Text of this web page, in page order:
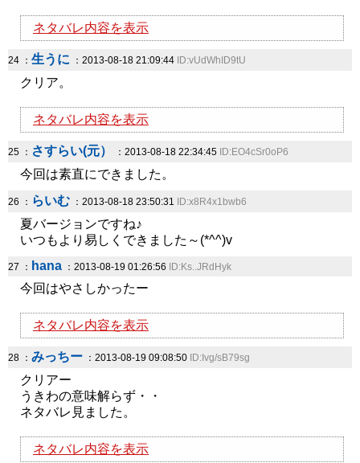
ネタバレ内容を表示
24 ： 生うに ：2013-08-18 21:09:44 ID:vUdWhID9tU
クリア。
ネタバレ内容を表示
25 ： さすらい(元） ：2013-08-18 22:34:45 ID:EO4cSr0oP6
今回は素直にできました。
26 ： らいむ ：2013-08-18 23:50:31 ID:x8R4x1bwb6
夏バージョンですね♪
いつもより易しくできました～(*^^)v
27 ： hana ：2013-08-19 01:26:56 ID:Ks..JRdHyk
今回はやさしかったー
ネタバレ内容を表示
28 ： みっちー ：2013-08-19 09:08:50 ID:Ivg/sB79sg
クリアー
うきわの意味解らず・・
ネタバレ見ました。
ネタバレ内容を表示